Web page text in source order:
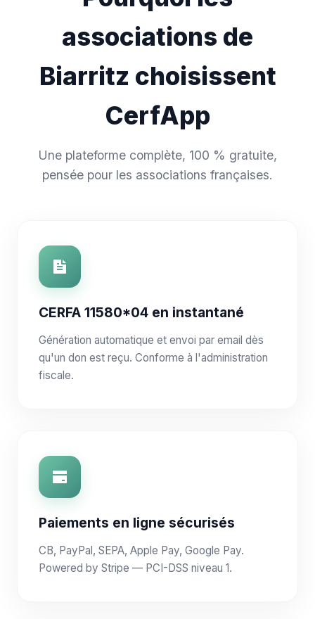
associations de
Biarritz choisissent
CerfApp
Une plateforme complète, 100 % gratuite,
pensée pour les associations françaises.
CERFA 11580*04 en instantané
Génération automatique et envoi par email dès
qu'un don est reçu. Conforme à l'administration
fiscale.
Paiements en ligne sécurisés
CB, PayPal, SEPA, Apple Pay, Google Pay.
Powered by Stripe — PCI-DSS niveau 1.